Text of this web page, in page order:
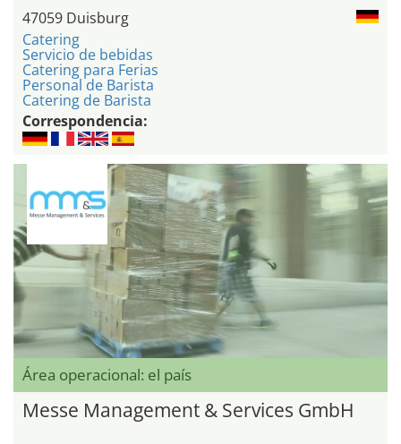
47059 Duisburg
Catering
Servicio de bebidas
Catering para Ferias
Personal de Barista
Catering de Barista
Correspondencia:
Área operacional: el país
Messe Management & Services GmbH